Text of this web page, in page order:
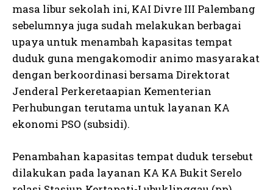
masa libur sekolah ini, KAI Divre III Palembang
sebelumnya juga sudah melakukan berbagai
upaya untuk menambah kapasitas tempat
duduk guna mengakomodir animo masyarakat
dengan berkoordinasi bersama Direktorat
Jenderal Perkeretaapian Kementerian
Perhubungan terutama untuk layanan KA
ekonomi PSO (subsidi).
Penambahan kapasitas tempat duduk tersebut
dilakukan pada layanan KA KA Bukit Serelo